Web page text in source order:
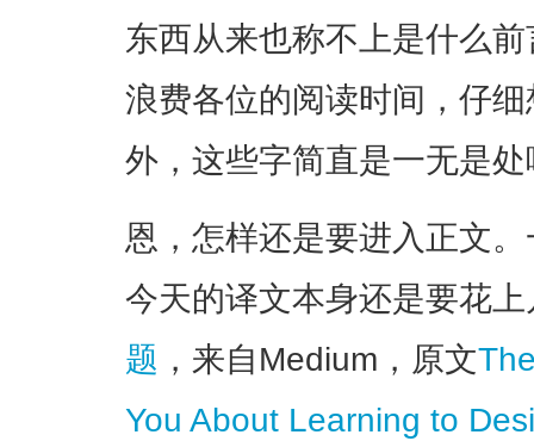
东西从来也称不上是什么
浪费各位的阅读时间，仔
外，这些字简直是一无是处
恩，怎样还是要进入正文
今天的译文本身还是要花
题 ，来自Medium，原文
You About Learning to